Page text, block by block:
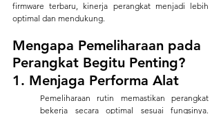
firmware terbaru, kinerja perangkat menjadi lebih
optimal dan mendukung.
Mengapa Pemeliharaan pada
Perangkat Begitu Penting?
1. Menjaga Performa Alat
Pemeliharaan rutin memastikan perangkat
bekerja secara optimal sesuai fungsinya.